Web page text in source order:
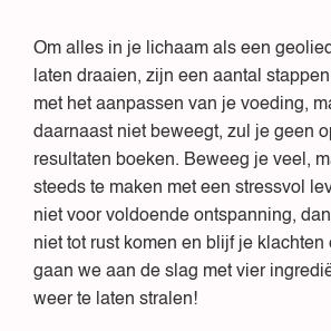
Om alles in je lichaam als een
laten draaien, zijn een aantal
met het aanpassen van je voeding,
daarnaast niet beweegt, zul je geen
resultaten boeken. Beweeg je veel,
steeds te maken met een stressvol
niet voor voldoende ontspanning,
niet tot rust komen en blijf je klachten
gaan we aan de slag met vier
weer te laten stralen!